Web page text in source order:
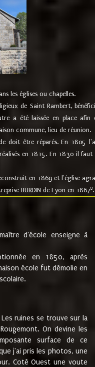
les églises ou chapelles.
de Saint Rambert,
a été laissée en place
commune, lieu de réunion.
doit être réparés. En 1805
en 1815. En 1830 il
en 1869 et l'église
BURDIN de Lyon en 18678.
d'école enseigne à
en 1850, après
école fut démolie en
ruines se trouve sur la
On devine les
surface de ce
j'ai pris les photos, une
Coté Ouest une voute